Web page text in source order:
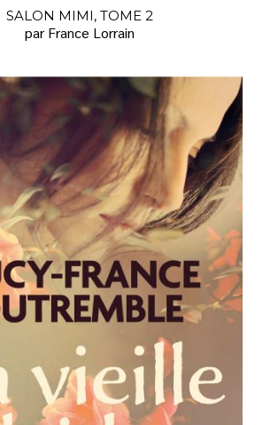
SALON MIMI, TOME 2
par France Lorrain